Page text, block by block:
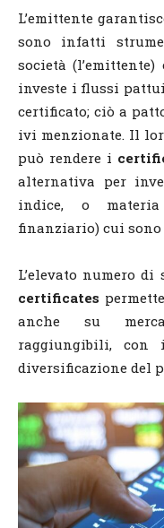
L’emittente
sono infatti
società
investe i flussi
certificato; ciò a
ivi menzionate. Il
può rendere i
alternativa per
indice, o
finanziario) cui
L’elevato numero
certificates
anche su
raggiungibili, con
diversificazione del